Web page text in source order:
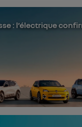
: l’électrique